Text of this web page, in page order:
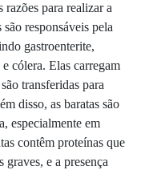
para realizar a
responsáveis pela
gastroenterite,
cólera. Elas carregam
transferidas para
disso, as baratas são
especialmente em
contêm proteínas que
graves, e a presença